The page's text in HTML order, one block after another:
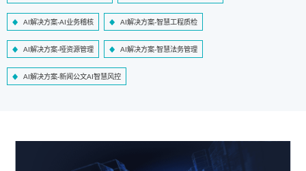
AI解决方案-AI业务稽核 AI解决方案-智慧工程质检
AI解决方案-哑资源管理 AI解决方案-智慧法务管理
AI解决方案-新闻公文AI智慧风控